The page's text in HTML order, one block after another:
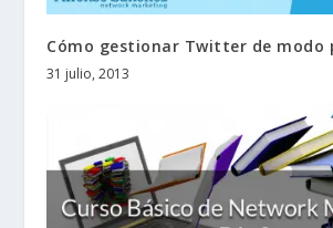
Cómo gestionar Twitter de modo
31 julio, 2013